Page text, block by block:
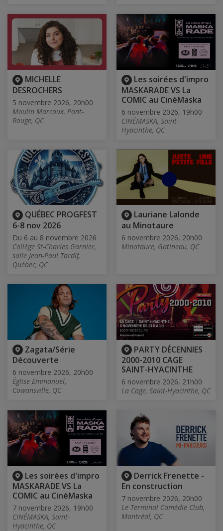
MICHELLE
DESROCHERS
5 novembre 2026, 20h00
Moulin Marcoux, Pont-
Rouge, QC
Les soirées d'impro
MASKARADE VS La
COMIC au CinéMaska
6 novembre 2026, 19h00
CINÉMASKA, Saint-
Hyacinthe, QC
QUÉBEC PROGFEST
6-8 nov 2026
Du 6 au 8 novembre 2026
Collège St-Charles Garnier,
salle Jean-Paul Tardif,
Québec, QC
Lauriane Lalonde
au Minotaure
6 novembre 2026, 20h00
Minotaure, Gatineau, QC
Zagata/Série
Découverte
6 novembre 2026, 20h00
Église Emmanuel,
Cowansville, QC
PARTY DÉCENNIES
2000-2010 CAGE
SAINT-HYACINTHE
6 novembre 2026, 21h00
La Cage, Saint-Hyacinthe, QC
Les soirées d'impro
MASKARADE VS La
COMIC au CinéMaska
7 novembre 2026, 19h00
CINÉMASKA, Saint-
Hyacinthe, QC
Derrick Frenette -
En construction
7 novembre 2026, 20h00
Le Terminal Comédie Club,
Montréal, QC